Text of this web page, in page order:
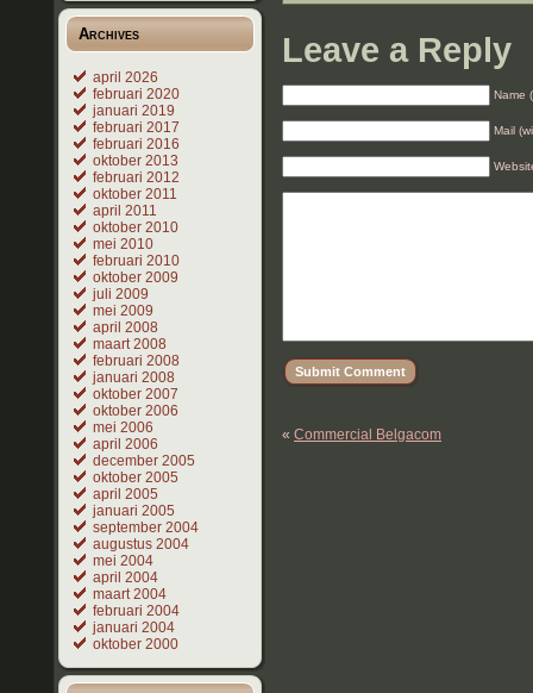
Archives
april 2026
februari 2020
januari 2019
februari 2017
februari 2016
oktober 2013
februari 2012
oktober 2011
april 2011
oktober 2010
mei 2010
februari 2010
oktober 2009
juli 2009
mei 2009
april 2008
maart 2008
februari 2008
januari 2008
oktober 2007
oktober 2006
mei 2006
april 2006
december 2005
oktober 2005
april 2005
januari 2005
september 2004
augustus 2004
mei 2004
april 2004
maart 2004
februari 2004
januari 2004
oktober 2000
Leave a Reply
Name
Mail
« Commercial Belgacom